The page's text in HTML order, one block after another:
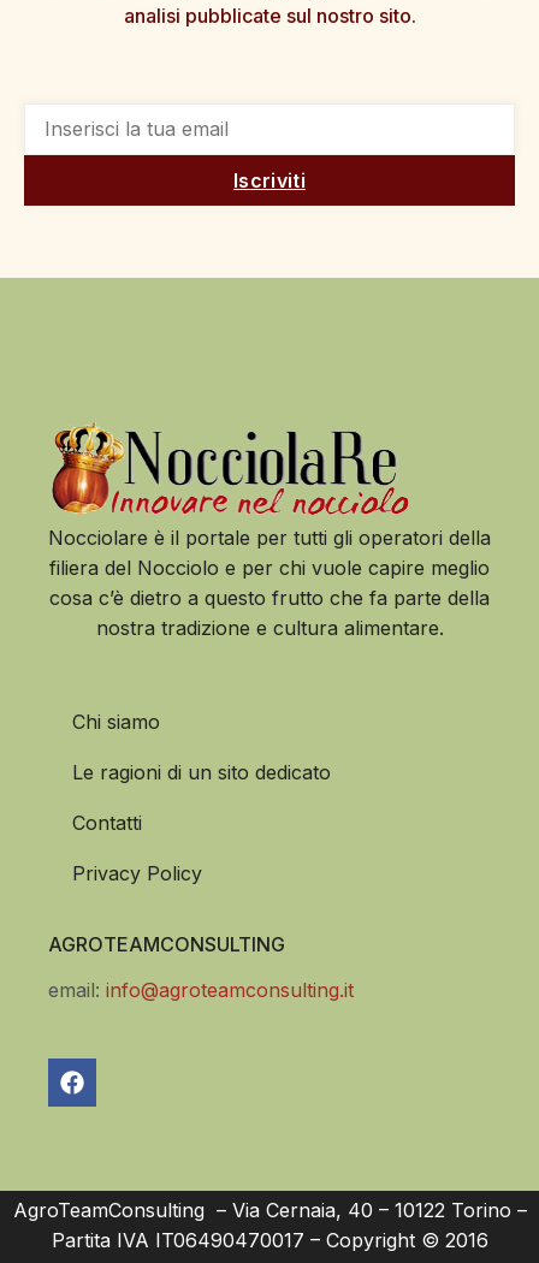
analisi pubblicate sul nostro sito.
Iscriviti
Nocciolare è il portale per tutti gli operatori della
filiera del Nocciolo e per chi vuole capire meglio
cosa c’è dietro a questo frutto che fa parte della
nostra tradizione e cultura alimentare.
Chi siamo
Le ragioni di un sito dedicato
Contatti
Privacy Policy
AGROTEAMCONSULTING
email: info@agroteamconsulting.it
AgroTeamConsulting – Via Cernaia, 40 – 10122 Torino –
Partita IVA IT06490470017 – Copyright © 2016